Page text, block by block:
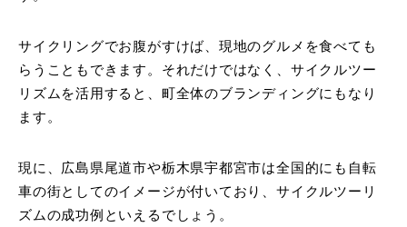
サイクリングでお腹がすけば、現地のグルメを食べても
らうこともできます。それだけではなく、サイクルツー
リズムを活用すると、町全体のブランディングにもなり
ます。
現に、広島県尾道市や栃木県宇都宮市は全国的にも自転
車の街としてのイメージが付いており、サイクルツーリ
ズムの成功例といえるでしょう。